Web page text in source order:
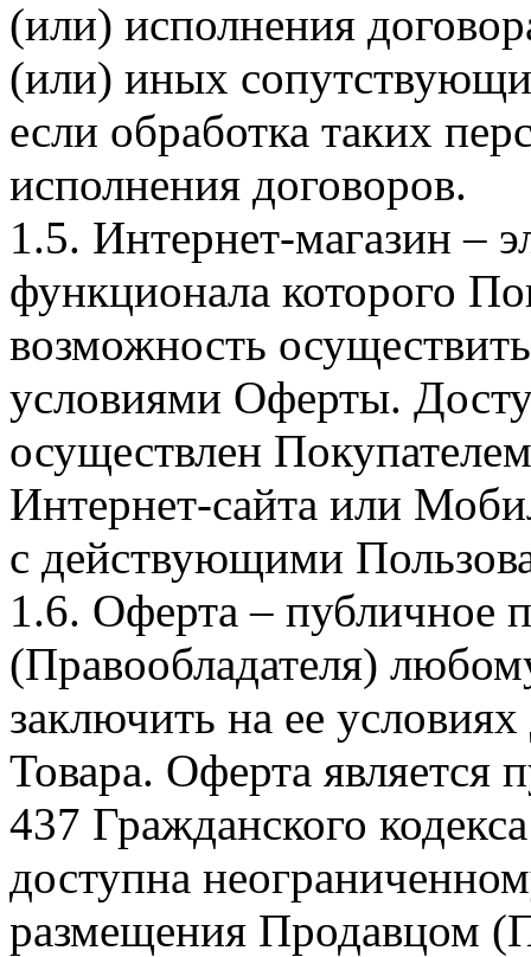
(или) исполнения
(или) иных
если обработка таких
исполнения договоров.
1.5. Интернет-магазин –
функционала которого
возможность
условиями Оферты.
осуществлен
Интернет-сайта или
с действующими
1.6. Оферта – публичное
(Правообладателя)
заключить на ее
Товара. Оферта является
437 Гражданского
доступна
размещения Продавцом